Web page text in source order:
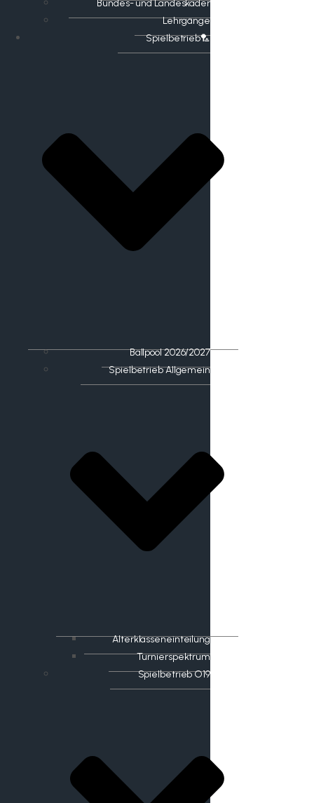
Bundes- und Landeskader
Lehrgänge
Spielbetrieb🏸
Ballpool 2026/2027
Spielbetrieb Allgemein
Alterklasseneinteilung
Turnierspektrum
Spielbetrieb O19